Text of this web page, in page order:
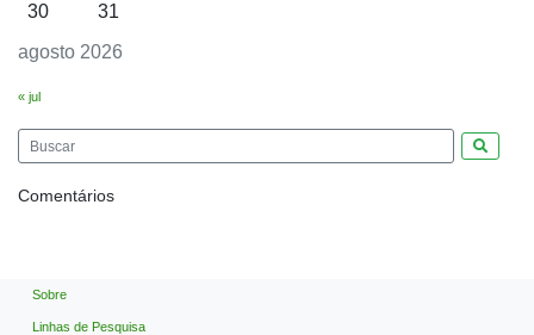
agosto 2026
30
31
« jul
Comentários
Sobre
Linhas de Pesquisa